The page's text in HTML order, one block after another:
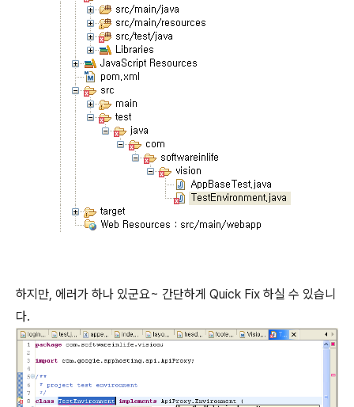
하지만, 에러가 하나 있군요~ 간단하게 Quick Fix 하실 수 있습니
다.